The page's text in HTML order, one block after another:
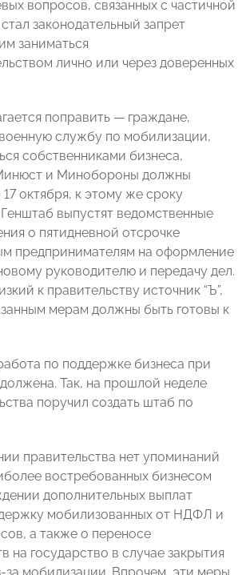
вопросов, связанных с частичной
законодательный запрет
заниматься
лично или через доверенных
поправить — граждане,
службу по мобилизации,
собственниками бизнеса,
и Минобороны должны
октября, к этому же сроку
выпустят ведомственные
о пятидневной отсрочке
предпринимателям на оформление
руководителю и передачу дел.
к правительству источник “Ъ”,
мерам должны быть готовы к
по поддержке бизнеса при
Так, на прошлой неделе
поручил создать штаб по
правительства нет упоминаний
востребованных бизнесом
дополнительных выплат
мобилизованных от НДФЛ и
а также о переносе
на государство в случае закрытия